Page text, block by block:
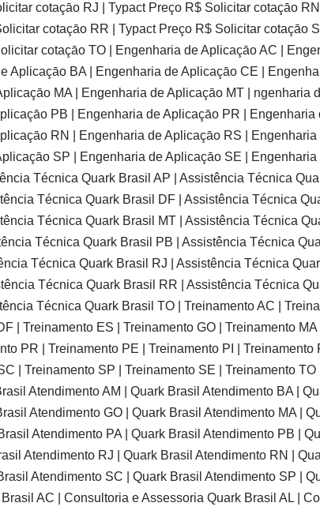
cotaçāo RJ | Typact Preço R$ Solicitar cotaçāo
cotaçāo RR | Typact Preço R$ Solicitar cotaçāo
cotaçāo TO | Engenharia de Aplicaçāo AC |
Aplicaçāo BA | Engenharia de Aplicaçāo CE |
MA | Engenharia de Aplicaçāo MT |
PB | Engenharia de Aplicaçāo PR |
RN | Engenharia de Aplicaçāo RS |
SP | Engenharia de Aplicaçāo SE |
Técnica Quark Brasil AP | Assistência Técnica
Técnica Quark Brasil DF | Assistência Técnica
Técnica Quark Brasil MT | Assistência Técnica
Técnica Quark Brasil PB | Assistência Técnica
Técnica Quark Brasil RJ | Assistência Técnica
Técnica Quark Brasil RR | Assistência Técnica
Técnica Quark Brasil TO | Treinamento AC |
| Treinamento ES | Treinamento GO | Treinamento
PR | Treinamento PE | Treinamento PI |
| Treinamento SP | Treinamento SE | Treinamento
Atendimento AM | Quark Brasil Atendimento BA |
Atendimento GO | Quark Brasil Atendimento MA |
Atendimento PA | Quark Brasil Atendimento PB |
Atendimento RJ | Quark Brasil Atendimento RN |
Atendimento SC | Quark Brasil Atendimento SP |
AC | Consultoria e Assessoria Quark Brasil AL |